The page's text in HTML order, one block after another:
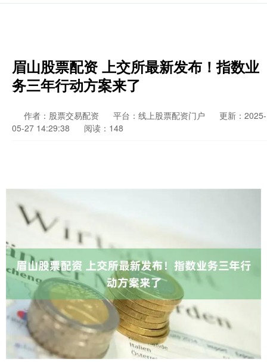
眉山股票配资 上交所最新发布！指数业
务三年行动方案来了
作者：股票交易配资 平台：线上股票配资门户
更新：2025-
05-27 14:29:38
阅读：148